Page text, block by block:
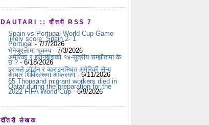
DAUTARI :: दौंतरी RSS 7
Spain vs Portugal World Cup Game
likely score: Spain 2- 1
Portugal - 7/7/2026
भेनेजुएलामा भूकम्प- 7/3/2026
अमेरिका र इरानबीचको १४-सूत्रीय सम्झौतामा के
छ ? - 6/18/2026
इरानले जोर्डन र बहराइनस्थित अमेरिकी सैन्य
आधार शिविरहरूमा आक्रमण- 6/11/2026
65 Thousand migrant workers died in
Qatar during the preparation for the
2022 FIFA World Cup - 6/9/2026
दौँतरी लेखक